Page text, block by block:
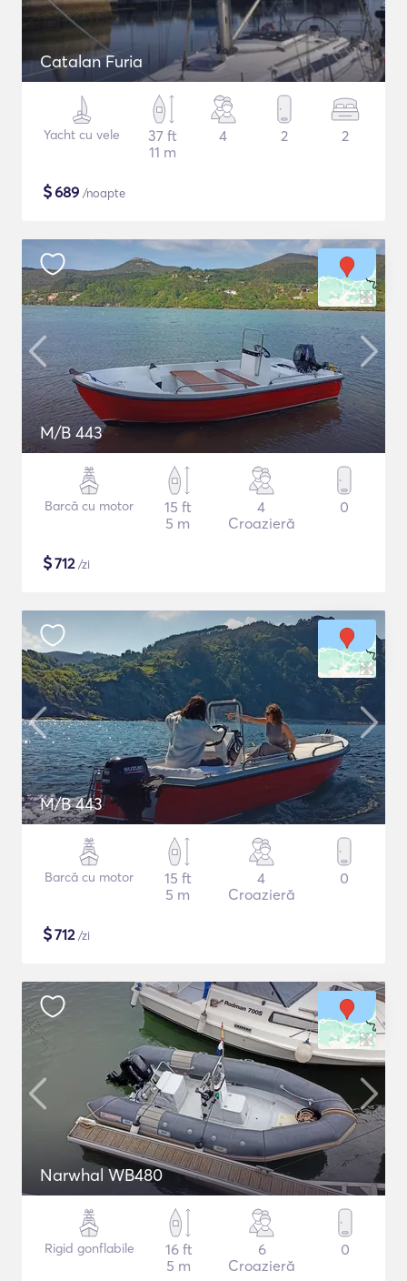
Catalan Furia
Yacht cu vele
37 ft
11 m
4 2 2
$689 /noapte
M/B 443
Barcă cu motor
15 ft
5 m
4
Croazieră
0
$712/zi
M/B 443
Barcă cu motor
15 ft
5 m
4
Croazieră
0
$712/zi
Narwhal WB480
Rigid gonflabile
16 ft
5 m
6
Croazieră
0